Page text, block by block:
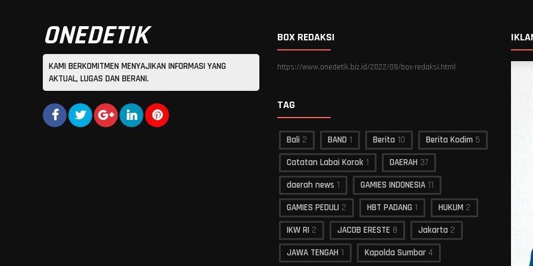
ONEDETIK
KAMI BERKOMITMEN MENYAJIKAN INFORMASI YANG
AKTUAL, LUGAS DAN BERANI.
BOX REDAKSI
https://www.onedetik.biz.id/2022/09/box-redaksi.html
TAG
Bali 2 BAND 1 Berita 10 Berita Kodim 5
Catatan Labai Korok 1 DAERAH 37
daerah news 1 GAMIES INDONESIA 11
GAMIES PEDULI 2 HBT PADANG 1 HUKUM 2
IKW RI 2 JACOB ERESTE 8 Jakarta 2
JAWA TENGAH 1 Kapolda Sumbar 4